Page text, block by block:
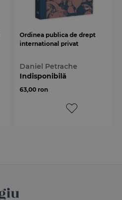
Ordinea publica de drept
international privat
Daniel Petrache
Indisponibilă
63,00 ron